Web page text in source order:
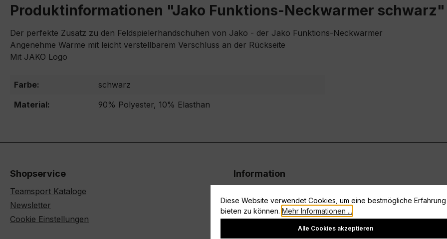
Produktinformationen "Jako Funktions-Neckwarmer schwarz"
Der perfekte Zusatz zu den Feldspielerhandschuhen von Jako - der Jako Funktions-Neckwarmer
Angenehme Wärme mit leicht verstellbarem Verschluss an der Rückseite
Mit JAKO Logo
Farbe:
schwarz
Material:
90% Polyester, 10% Elasthan
Shopservice
Teamsport Kataloge
Newsletter
Cookie Einstellungen
Information
Datenschutz
Widerrufsrecht
Versand und Zahlung
Diese Website verwendet Cookies, um eine bestmögliche Erfahrung
bieten zu können. Mehr Informationen ...
Cookie-Einstellungen
Alle Cookies akzeptieren